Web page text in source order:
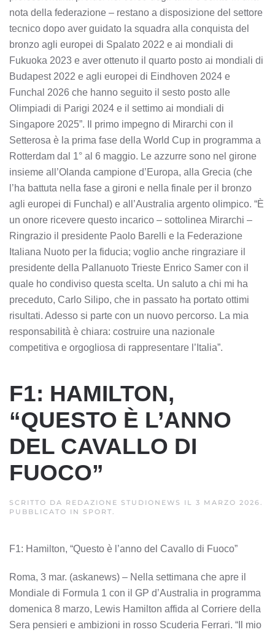
nota della federazione – restano a disposizione del settore
tecnico dopo aver guidato la squadra alla conquista del
bronzo agli europei di Spalato 2022 e ai mondiali di
Fukuoka 2023 e aver ottenuto il quarto posto ai mondiali di
Budapest 2022 e agli europei di Eindhoven 2024 e
Funchal 2026 che hanno seguito il sesto posto alle
Olimpiadi di Parigi 2024 e il settimo ai mondiali di
Singapore 2025”. Il primo impegno di Mirarchi con il
Setterosa è la prima fase della World Cup in programma a
Rotterdam dal 1° al 6 maggio. Le azzurre sono nel girone
insieme all’Olanda campione d’Europa, alla Grecia (che
l’ha battuta nella fase a gironi e nella finale per il bronzo
agli europei di Funchal) e all’Australia argento olimpico. “È
un onore ricevere questo incarico – sottolinea Mirarchi –
Ringrazio il presidente Paolo Barelli e la Federazione
Italiana Nuoto per la fiducia; voglio anche ringraziare il
presidente della Pallanuoto Trieste Enrico Samer con il
quale ho condiviso questa scelta. Un saluto a chi mi ha
preceduto, Carlo Silipo, che in passato ha portato ottimi
risultati. Adesso si parte con un nuovo percorso. La mia
responsabilità è chiara: costruire una nazionale
competitiva e orgogliosa di rappresentare l’Italia”.
F1: HAMILTON,
“QUESTO È L’ANNO
DEL CAVALLO DI
FUOCO”
SCRITTO DA REDAZIONE STUDIONEWS IL 3 MARZO 2026.
PUBBLICATO IN SPORT.
F1: Hamilton, “Questo è l’anno del Cavallo di Fuoco”
Roma, 3 mar. (askanews) – Nella settimana che apre il
Mondiale di Formula 1 con il GP d’Australia in programma
domenica 8 marzo, Lewis Hamilton affida al Corriere della
Sera pensieri e ambizioni in rosso Scuderia Ferrari. “Il mio